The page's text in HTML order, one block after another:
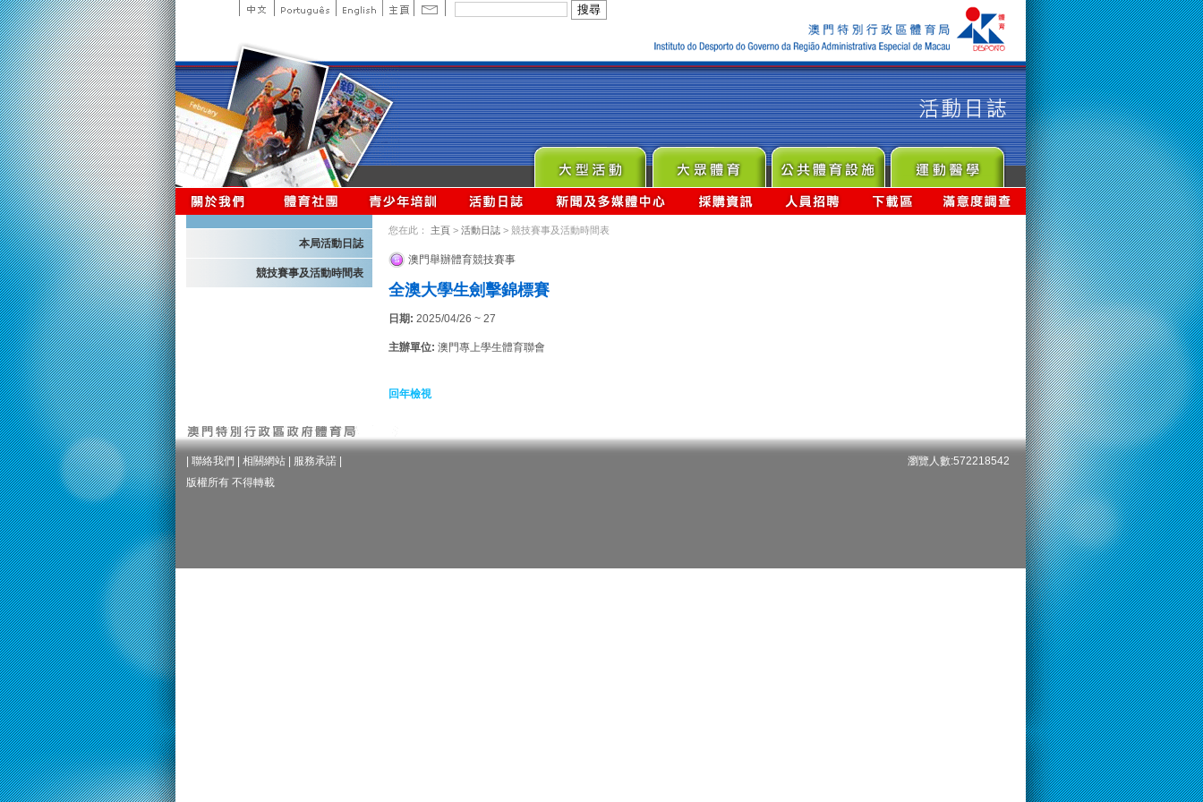
本局活動日誌
競技賽事及活動時間表
您在此： 主頁 > 活動日誌 > 競技賽事及活動時間表
澳門舉辦體育競技賽事
全澳大學生劍擊錦標賽
日期: 2025/04/26 ~ 27
主辦單位: 澳門專上學生體育聯會
回年檢視
聯絡我們 相關網站 服務承諾
版權所有 不得轉載
瀏覽人數:572218542